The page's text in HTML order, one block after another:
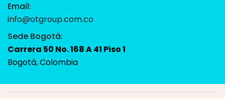
Email:
info@otgroup.com.co
Sede Bogotá:
Carrera 50 No. 168 A 41 Piso 1
Bogotá, Colombia